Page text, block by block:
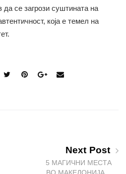
се загрози суштината на
која е темел на
Next Post
5 МАГИЧНИ МЕСТА